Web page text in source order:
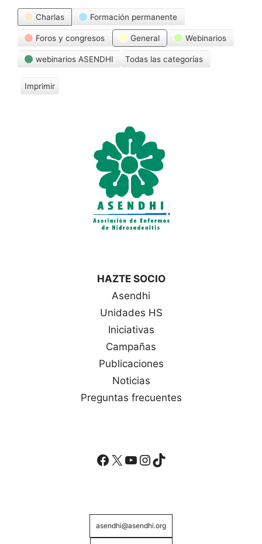
Categorías
Charlas Formación permanente
Foros y congresos General Webinarios
webinarios ASENDHI Todas las categorías
Imprimir
V
HAZTE SOCIO
Asendhi
Unidades HS
Iniciativas
Campañas
Publicaciones
Noticias
Preguntas frecuentes
Facebook
X YouTube
Instagram
TikTok
asendhi@asendhi.org